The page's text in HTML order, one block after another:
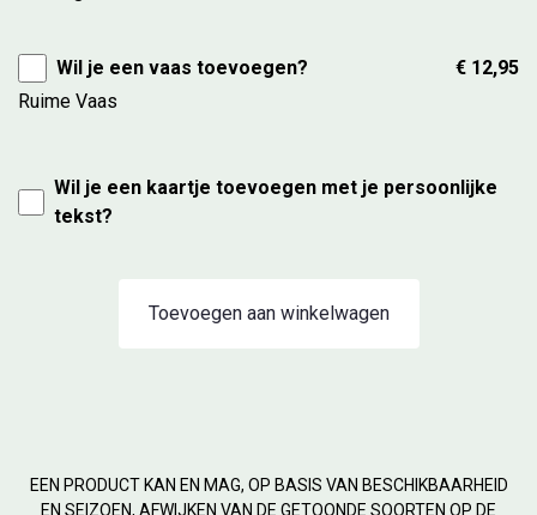
Wil je een vaas toevoegen?
Ruime Vaas
€ 12,95
Wil je een kaartje toevoegen met je persoonlijke
tekst?
Toevoegen aan winkelwagen
EEN PRODUCT KAN EN MAG, OP BASIS VAN BESCHIKBAARHEID
EN SEIZOEN, AFWIJKEN VAN DE GETOONDE SOORTEN OP DE